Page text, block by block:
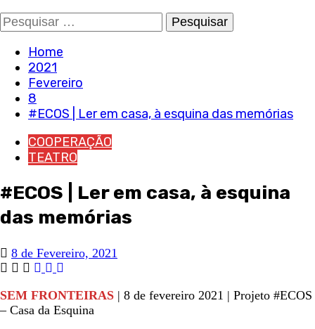
Pesquisar
por:
Home
2021
Fevereiro
8
#ECOS | Ler em casa, à esquina das memórias
COOPERAÇÃO
TEATRO
#ECOS | Ler em casa, à esquina
das memórias
8 de Fevereiro, 2021
SEM FRONTEIRAS | 8 de fevereiro 2021 | Projeto #ECOS
– Casa da Esquina